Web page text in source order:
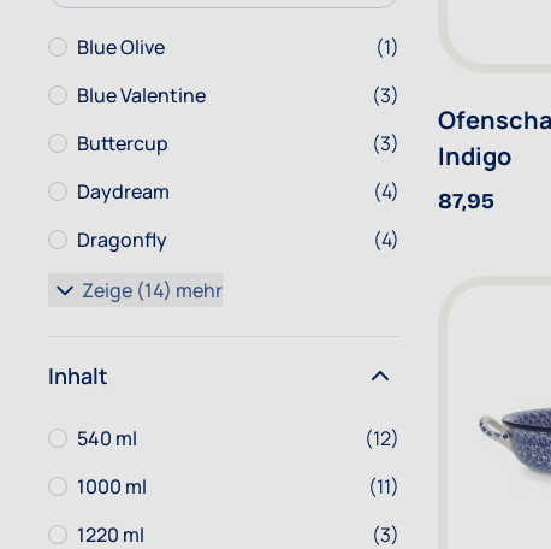
Blue Olive
(1)
Blue Valentine
(3)
Buttercup
(3) Artikel
Daydream
(4) Artikel
Dragonfly
(4)
Zeige (14) mehr
Inhalt
540 ml (12)
1000 ml
(11)
1220 ml
(3)
Indigo
87,95